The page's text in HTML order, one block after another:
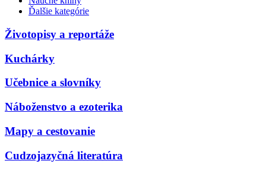
Ďalšie kategórie
Životopisy a reportáže
Kuchárky
Učebnice a slovníky
Náboženstvo a ezoterika
Mapy a cestovanie
Cudzojazyčná literatúra